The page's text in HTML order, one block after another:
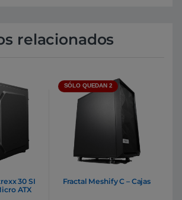
relacionados
30 SI
ATX
SÓLO QUEDAN 2
Fractal Meshify C – Cajas